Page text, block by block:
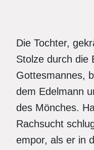
Die Tochter,
Stolze durch die
Gottesmannes,
dem Edelmann
des Mönches.
Rachsucht
empor, als er in